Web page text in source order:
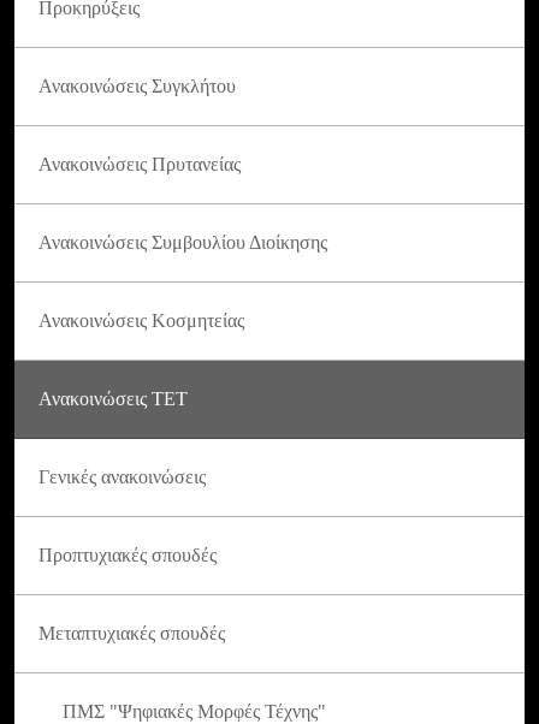
Προκηρύξεις
Ανακοινώσεις Συγκλήτου
Ανακοινώσεις Πρυτανείας
Ανακοινώσεις Συμβουλίου Διοίκησης
Ανακοινώσεις Κοσμητείας
Ανακοινώσεις ΤΕΤ
Γενικές ανακοινώσεις
Προπτυχιακές σπουδές
Μεταπτυχιακές σπουδές
ΠΜΣ "Ψηφιακές Μορφές Τέχνης"